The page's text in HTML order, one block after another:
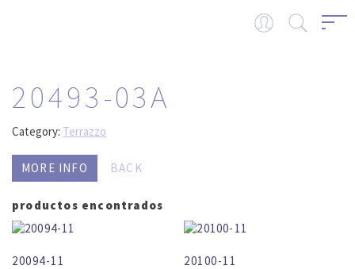
20493-03A
Category: Terrazzo
MORE INFO BACK
productos encontrados
20094-11 20100-11